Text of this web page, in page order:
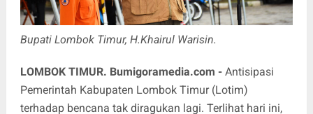
Bupati Lombok Timur, H.Khairul Warisin.
LOMBOK TIMUR. Bumigoramedia.com -Antisipasi
Pemerintah Kabupaten Lombok Timur (Lotim)
terhadap bencana tak diragukan lagi. Terlihat hari ini,